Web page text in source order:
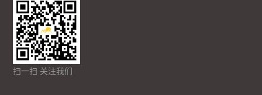
扫一扫 关注我们